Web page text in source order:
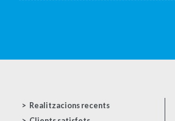
Realitzacions recents